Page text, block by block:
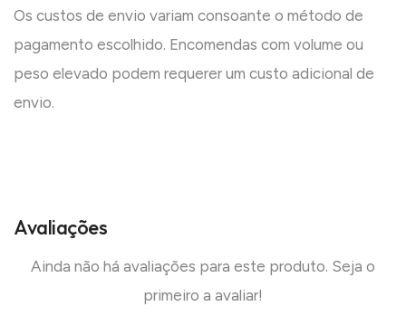
Os custos de envio variam consoante o método de
pagamento escolhido. Encomendas com volume ou
peso elevado podem requerer um custo adicional de
envio.
Avaliações
Ainda não há avaliações para este produto. Seja o
primeiro a avaliar!